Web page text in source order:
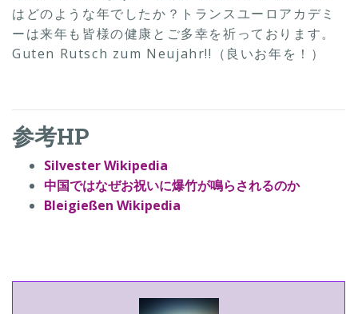
はどのような年でしたか？トランスユーロアカデミ
ーは来年も皆様の健康とご多幸を祈っております。
Guten Rutsch zum Neujahr!!（良いお年を！）
参考HP
Silvester Wikipedia
中国ではなぜお祝いに爆竹が鳴らされるのか
Bleigießen Wikipedia